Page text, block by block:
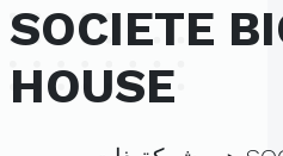
SOCIETE
HOUSE